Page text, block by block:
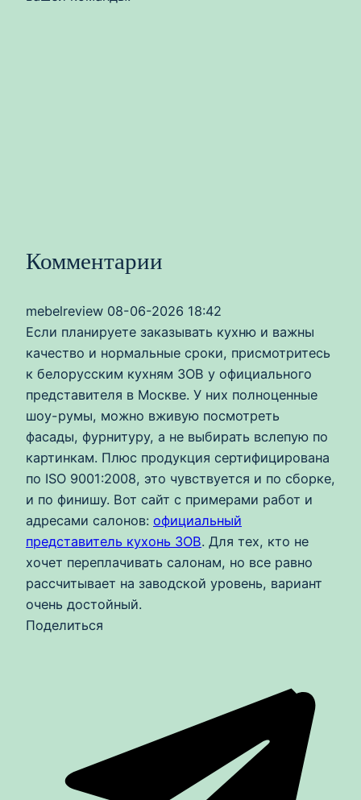
Комментарии
mebelreview 08-06-2026 18:42
Если планируете заказывать кухню и важны
качество и нормальные сроки, присмотритесь
к белорусским кухням ЗОВ у официального
представителя в Москве. У них полноценные
шоу-румы, можно вживую посмотреть
фасады, фурнитуру, а не выбирать вслепую по
картинкам. Плюс продукция сертифицирована
по ISO 9001:2008, это чувствуется и по сборке,
и по финишу. Вот сайт с примерами работ и
адресами салонов: официальный
представитель кухонь ЗОВ. Для тех, кто не
хочет переплачивать салонам, но все равно
рассчитывает на заводской уровень, вариант
очень достойный.
Поделиться